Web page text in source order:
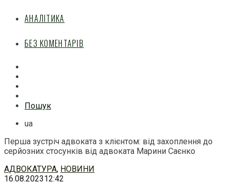
АНАЛІТИКА
БЕЗ КОМЕНТАРІВ
Пошук
ua
Перша зустріч адвоката з клієнтом: від захоплення до
серйозних стосунків від адвоката Марини Саєнко
Перейти
до
АДВОКАТУРА, НОВИНИ
16.08.202312:42